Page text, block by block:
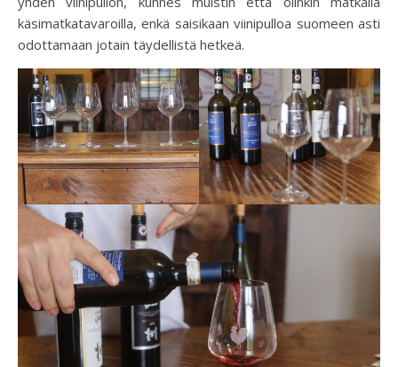
käsimatkatavaroilla, enkä saisikaan viinipulloa suomeen asti
odottamaan jotain täydellistä hetkeä.